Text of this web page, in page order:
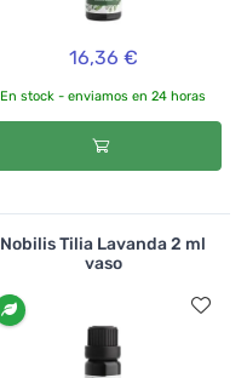
16,36 €
En stock - enviamos en 24 horas
Nobilis Tilia Lavanda 2 ml
vaso